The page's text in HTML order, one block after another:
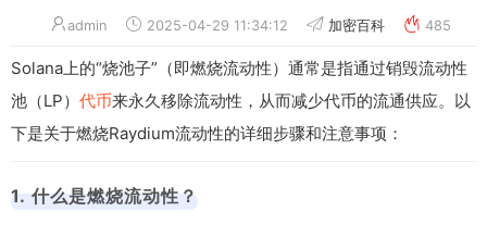
admin 2025-04-29 11:34:12 加密百科 485
Solana上的“烧池子”（即燃烧流动性）通常是指通过销毁流动性
池（LP） 代币来永久移除流动性，从而减少代币的流通供应。以
下是关于燃烧Raydium流动性的详细步骤和注意事项：
1. 什么是燃烧流动性？